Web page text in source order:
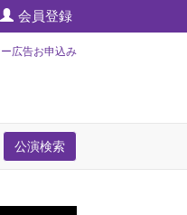
会員登録
広告お申込み
公演検索